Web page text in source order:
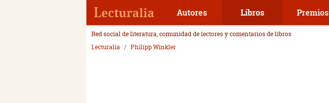
Autores Libros Premios
Red social de literatura, comunidad de lectores y comentarios de libros
Lecturalia
Philipp Winkler